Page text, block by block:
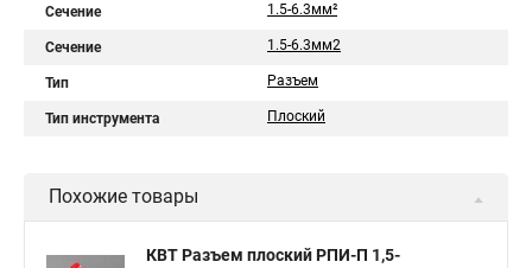
Сечение 1.5-6.3мм²
Сечение 1.5-6.3мм2
Тип Разъем
Тип инструмента Плоский
Похожие товары
КВТ Разъем плоский РПИ-П 1,5-